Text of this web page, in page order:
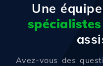
Une
spécialistes
Avez-vous des